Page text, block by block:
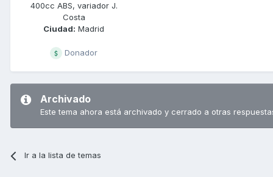
400cc ABS, variador J.
Costa
Ciudad: Madrid
Donador
Archivado
Este tema ahora está archivado y cerrado a otras
Ir a la lista de temas